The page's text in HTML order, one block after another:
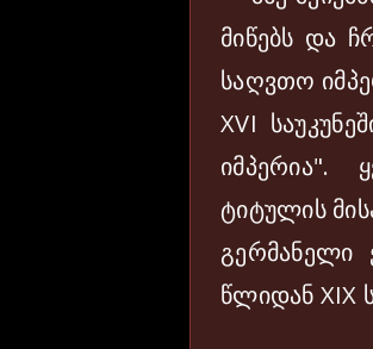
მიწებს და
საღვთო
XVI
იმპერია".
ტიტულის
გერმანელი
წლიდან XIX